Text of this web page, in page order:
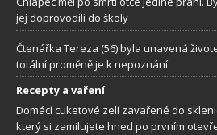
jej doprovodili do školy
Čtenářka Tereza (56) byla unavená
totální proměně je k nepoznání
Recepty a vaření
Domácí cuketové zelí zavařené do
který si zamilujete hned po prvním